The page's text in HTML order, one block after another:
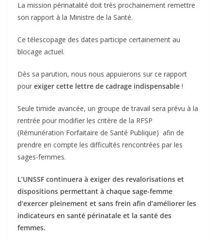
La mission périnatalité doit très prochainement remettre
son rapport à la Ministre de la Santé.
Ce télescopage des dates participe certainement au
blocage actuel.
Dès sa parution, nous nous appuierons sur ce rapport
pour exiger cette lettre de cadrage indispensable !
Seule timide avancée, un groupe de travail sera prévu à la
rentrée pour modifier les critère de la RFSP
(Rémunération Forfaitaire de Santé Publique) afin de
prendre en compte les difficultés rencontrées par les
sages-femmes.
L’UNSSF continuera à exiger des revalorisations et
dispositions permettant à chaque sage-femme
d’exercer pleinement et sans frein afin d’améliorer les
indicateurs en santé périnatale et la santé des
femmes.